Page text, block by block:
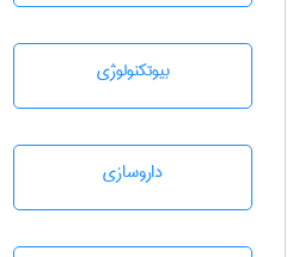
بيوتكنولوژی
داروسازی